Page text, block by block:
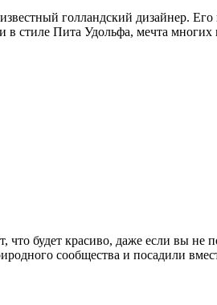
голландский дизайнер.
стиле Пита Удольфа, мечта многих
будет красиво, даже если вы не
сообщества и посадили